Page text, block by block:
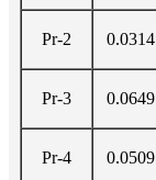
Pr-2 0.0314
Pr-3 0.0649
Pr-4 0.0509